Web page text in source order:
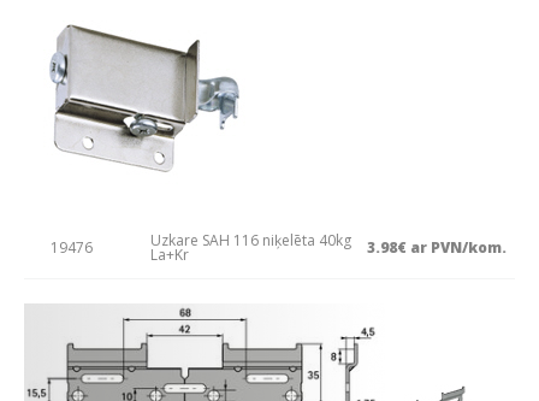
19476 Uzkare SAH 116 niķelēta 40kg
La+Kr 3.98€ ar PVN/kom.